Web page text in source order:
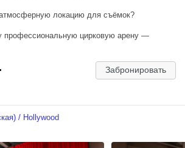
локацию для съёмок?
профессиональную цирковую арену —
для фото- и видеопроектов любого
арена с аутентичной цирковой атмосферой;
кони для участия в съёмках;
позволяющий создавать эффектные
Забронировать
/ Hollywood